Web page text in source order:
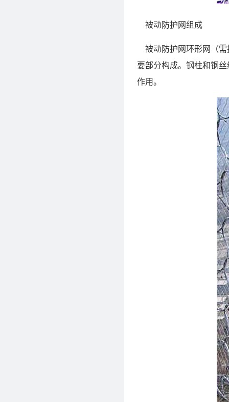
被动防护网组成
被动防护网环形网（需
要部分构成。钢柱和钢
作用。